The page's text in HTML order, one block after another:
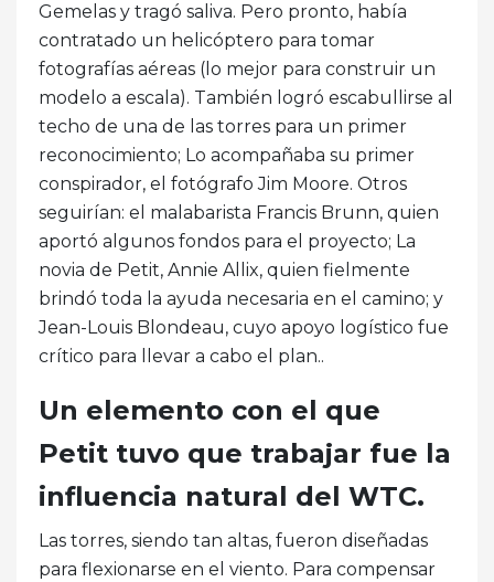
Gemelas y tragó saliva. Pero pronto, había
contratado un helicóptero para tomar
fotografías aéreas (lo mejor para construir un
modelo a escala). También logró escabullirse al
techo de una de las torres para un primer
reconocimiento; Lo acompañaba su primer
conspirador, el fotógrafo Jim Moore. Otros
seguirían: el malabarista Francis Brunn, quien
aportó algunos fondos para el proyecto; La
novia de Petit, Annie Allix, quien fielmente
brindó toda la ayuda necesaria en el camino; y
Jean-Louis Blondeau, cuyo apoyo logístico fue
crítico para llevar a cabo el plan..
Un elemento con el que
Petit tuvo que trabajar fue la
influencia natural del WTC.
Las torres, siendo tan altas, fueron diseñadas
para flexionarse en el viento. Para compensar